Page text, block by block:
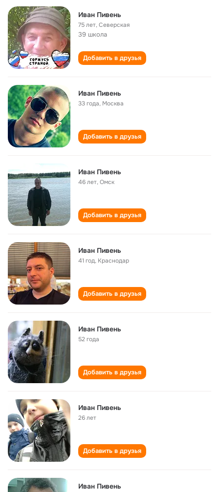
Иван Пивень
75 лет,Северская
39 школа
Добавить в друзья
Иван Пивень
33 года, Москва
Добавить в друзья
Иван Пивень
46 лет,Омск
Добавить в друзья
Иван Пивень
41 год, Краснодар
Добавить в друзья
Иван Пивень
52 года
Добавить в друзья
Иван Пивень
26 лет
Добавить в друзья
Иван Пивень